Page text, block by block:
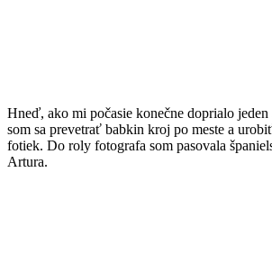
Hneď, ako mi počasie konečne doprialo
som sa prevetrať babkin kroj po meste a
fotiek. Do roly fotografa som pasovala
Artura.